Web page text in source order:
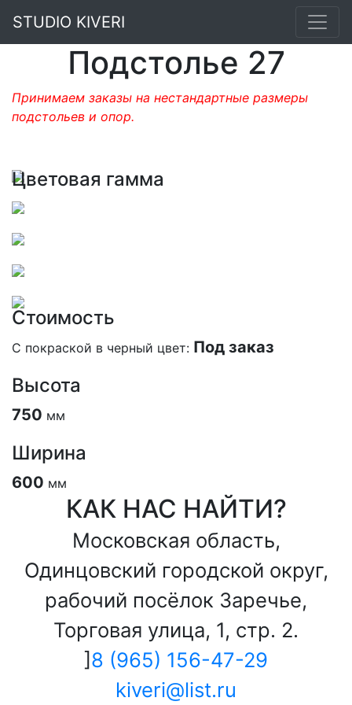
STUDIO KIVERI
Подстолье 27
Принимаем заказы на нестандартные размеры
подстольев и опор.
Цветовая гамма
Стоимость
С покраской в черный цвет: Под заказ
Высота
750 мм
Ширина
600 мм
КАК НАС НАЙТИ?
Московская область,
Одинцовский городской округ,
рабочий посёлок Заречье,
Торговая улица, 1, стр. 2.
]8 (965) 156-47-29
kiveri@list.ru